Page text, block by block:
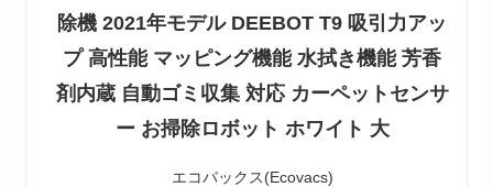
除機 2021年モデル DEEBOT T9 吸引力アッ
プ 高性能 マッピング機能 水拭き機能 芳香
剤内蔵 自動ゴミ収集 対応 カーペットセンサ
ー お掃除ロボット ホワイト 大
エコバックス(Ecovacs)